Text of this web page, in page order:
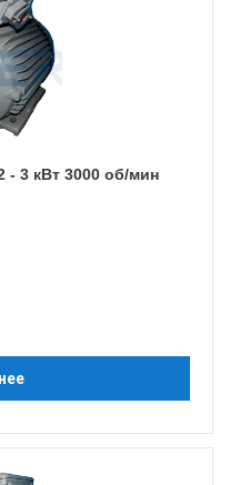
- 3 кВт 3000 об/мин